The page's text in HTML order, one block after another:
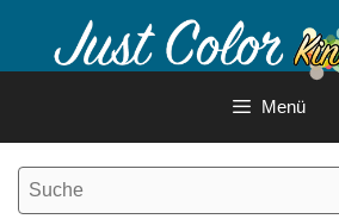
Inhalt
Menü